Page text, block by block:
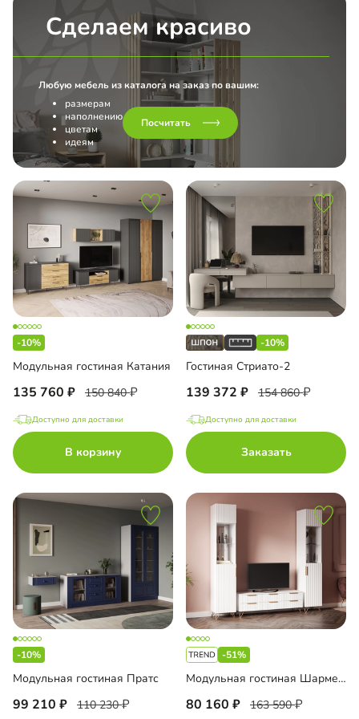
Сделаем красиво
Любую мебель из каталога на заказ по вашим:
размерам
наполнению
цветам
идеям
Посчитать
-10%
Модульная гостиная Катания
135 760 150 840
Доступно для доставки
В корзину
-10%
Гостиная Стриато-2
139 372 154 860
Доступно для доставки
Заказать
-10%
Модульная гостиная Пратс
99 210 110 230
-51%
Модульная гостиная Шармель
80 160 163 590